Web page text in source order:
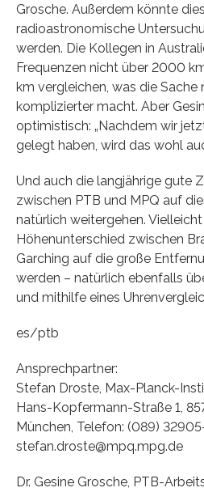
Grosche. Außerdem könnte
radioastronomische
werden. Die Kollegen in
Frequenzen nicht über 2000
km vergleichen, was die Sache
komplizierter macht. Aber
optimistisch: „Nachdem wir
gelegt haben, wird das wohl
Und auch die langjährige gute
zwischen PTB und MPQ auf
natürlich weitergehen.
Höhenunterschied zwischen
Garching auf die große
werden – natürlich ebenfalls
und mithilfe eines
es/ptb
Ansprechpartner:
Stefan Droste, Max-Planck-
Hans-Kopfermann-Straße 1,
München, Telefon: (089)
stefan.droste@mpq.mpg.de
Dr. Gesine Grosche, PTB-